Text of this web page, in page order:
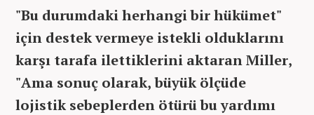
"Bu durumdaki herhangi bir hükümet"
için destek vermeye istekli olduklarını
karşı tarafa ilettiklerini aktaran Miller,
"Ama sonuç olarak, büyük ölçüde
lojistik sebeplerden ötürü bu yardımı